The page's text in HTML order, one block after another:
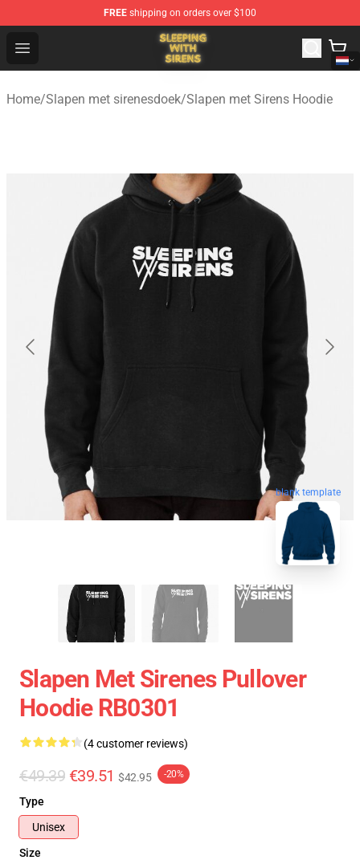
FREE shipping on orders over $100
Open menu
Sleeping With Sirens Store - Official Sleeping With
Home/Slapen met sirenesdoek/Slapen met Sirens Hoodie
blank template
Slapen Met Sirenes Pullover
Hoodie RB0301
(4 customer reviews)
€49.39 €39.51 $42.95 -20%
Type
Unisex
Size